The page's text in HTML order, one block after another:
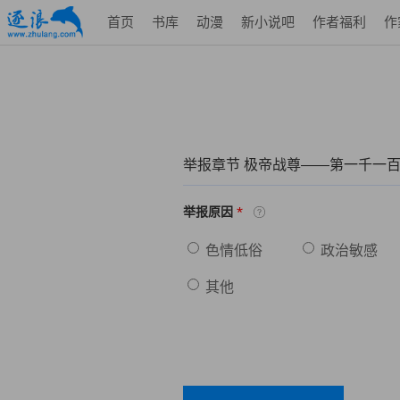
首页 书库 动漫 新小说吧 作者福利 作
举报章节 极帝战尊——第一千一
举报原因 *
色情低俗 政治敏感
其他